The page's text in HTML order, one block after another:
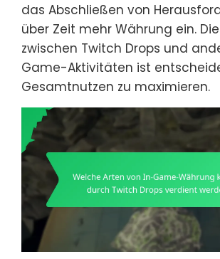
das Abschließen von
über Zeit mehr Währung ein.
zwischen Twitch Drops und
Game-Aktivitäten ist
Gesamtnutzen zu maximieren.